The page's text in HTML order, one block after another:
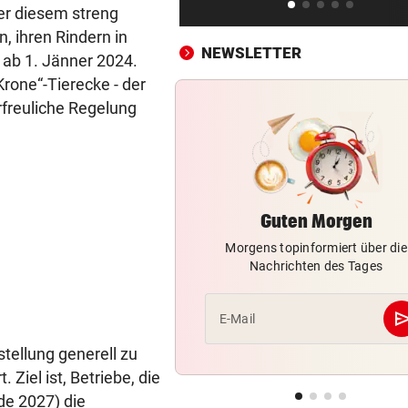
diesem streng
ihren Rindern in
1. Jänner 2024.
Tierecke - der
Regelung
generell zu
Ziel ist, Betriebe, die
2027) die
Banken auf dem Prüfstand:
statt Filiale?
gewinnen!
FEUER IN NORDITALIEN vor
Waldbrände eskalieren!
A4 teils gesperrt
Fake-Hochzeit! Ronaldo hat
KINDHEITSERINNERUNGEN vor
Juhu! Die Diddl-Maus ist
NEWSLETTER
Guten Morgen
Morgens topinformiert über die
Nachrichten des Tages
E-Mail